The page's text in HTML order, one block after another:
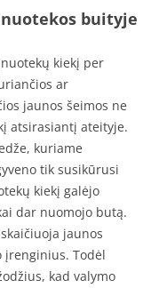
buityje
kiekį per
ar
jaunos šeimos ne
atsirasiantį ateityje.
kuriame
tik susikūrusi
kiekį galėjo
dar nuomojo butą.
jaunos
įrenginius. Todėl
kad valymo